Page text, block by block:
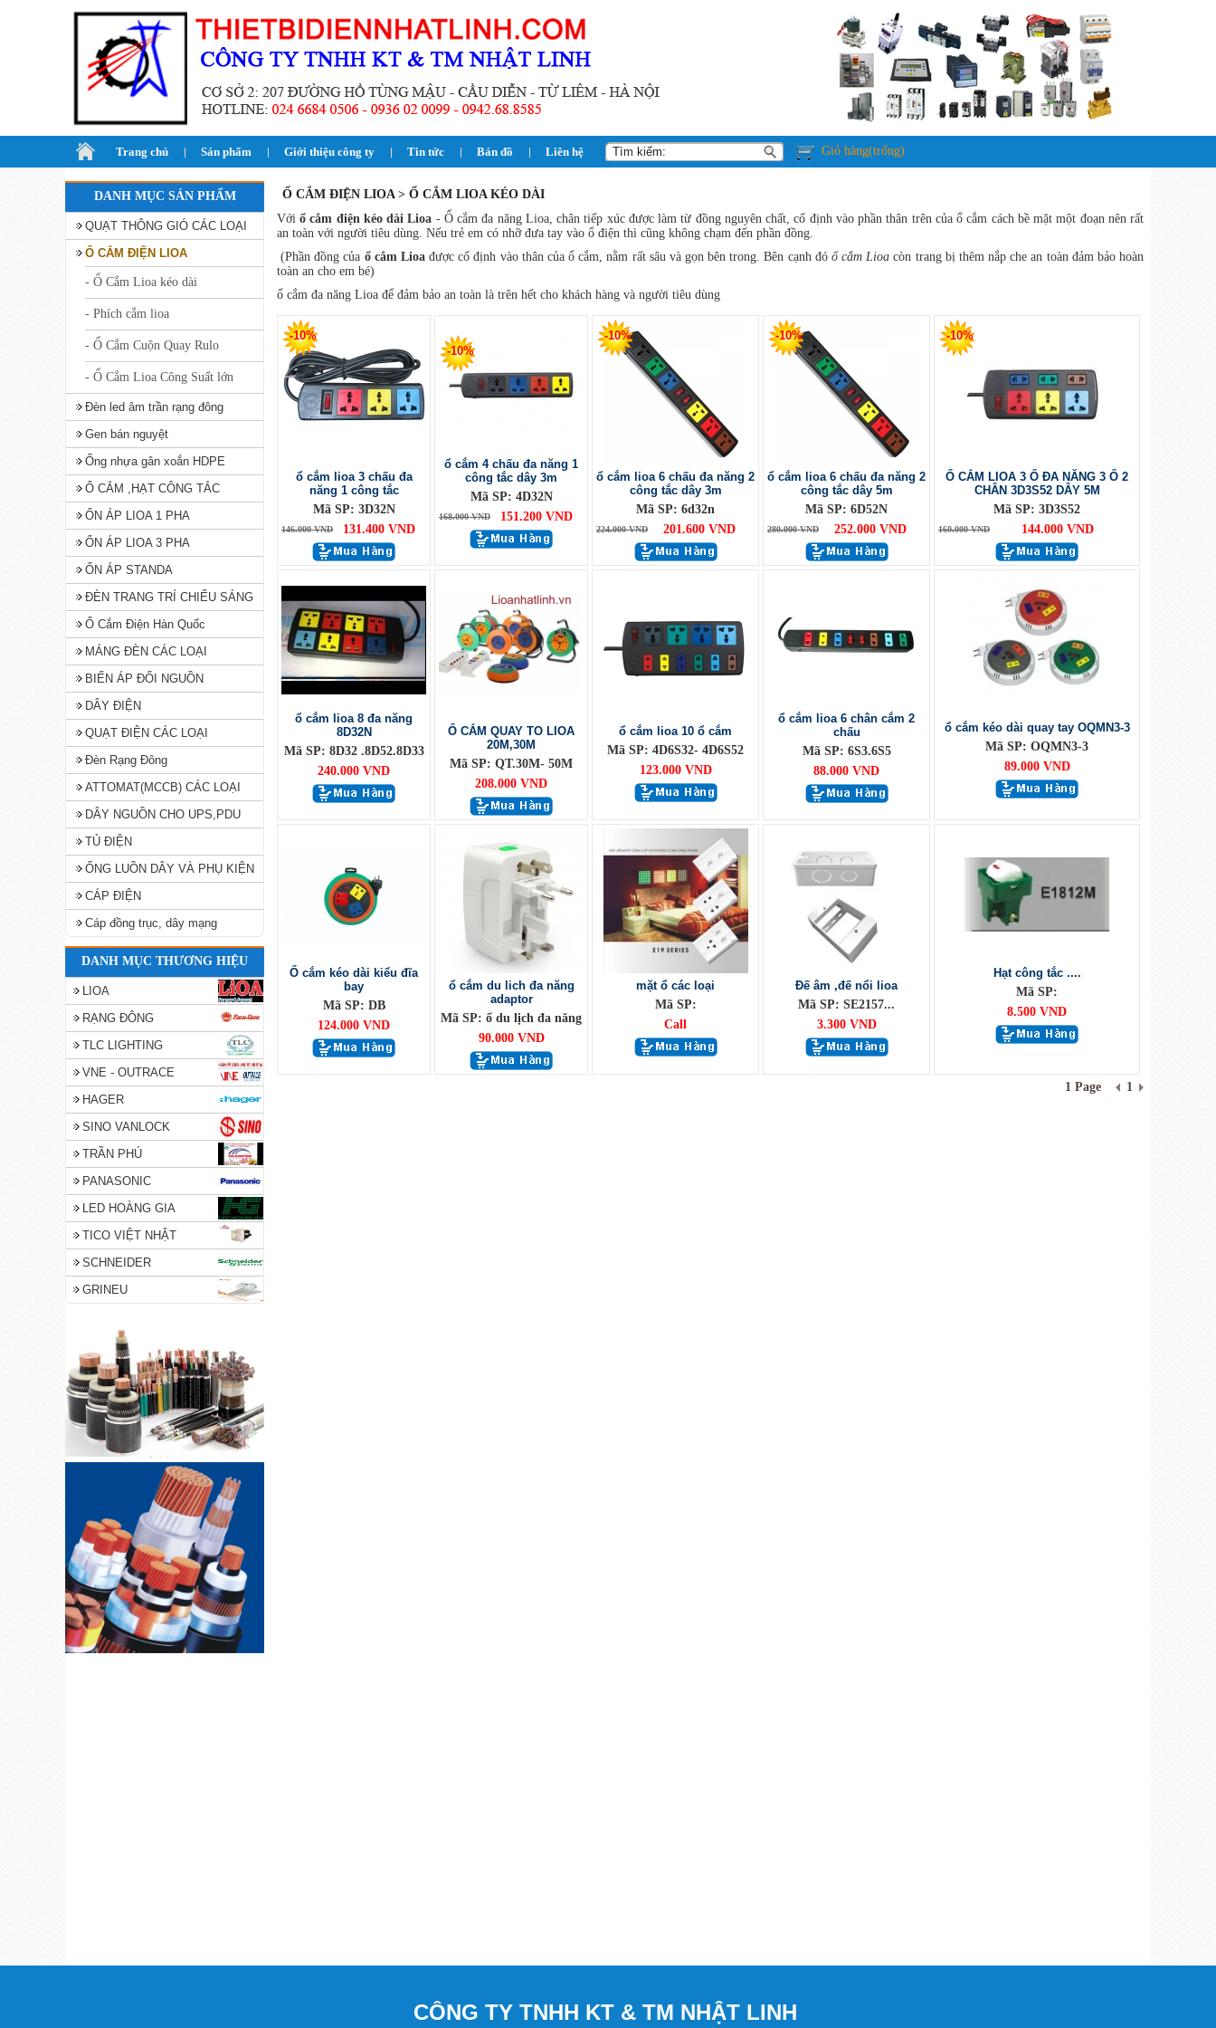
Trang chủ Sản phẩm Giới thiệu công ty Tin tức Bản đồ Liên hệ Giỏ hàng(trống)
DANH MỤC SẢN PHẨM
QUẠT THÔNG GIÓ CÁC LOẠI
Ổ CẮM ĐIỆN LIOA
- Ổ Cắm Lioa kéo dài
- Phích cắm lioa
- Ổ Cắm Cuộn Quay Rulo
- Ổ Cắm Lioa Công Suất lớn
Đèn led âm trần rạng đông
Gen bán nguyệt
Ống nhựa gân xoắn HDPE
Ổ CẮM ,HẠT CÔNG TẮC
ỔN ÁP LIOA 1 PHA
ỔN ÁP LIOA 3 PHA
ỔN ÁP STANDA
ĐÈN TRANG TRÍ CHIẾU SÁNG
Ổ Cắm Điện Hàn Quốc
MÁNG ĐÈN CÁC LOẠI
BIẾN ÁP ĐỔI NGUỒN
DÂY ĐIỆN
QUẠT ĐIỆN CÁC LOẠI
Đèn Rạng Đông
ATTOMAT(MCCB) CÁC LOẠI
DÂY NGUỒN CHO UPS,PDU
TỦ ĐIỆN
ỐNG LUỒN DÂY VÀ PHỤ KIỆN
CÁP ĐIỆN
Cáp đồng trục, dây mạng
DANH MỤC THƯƠNG HIỆU
LIOA
RẠNG ĐÔNG
TLC LIGHTING
VNE - OUTRACE
HAGER
SINO VANLOCK
TRẦN PHÚ
PANASONIC
LED HOÀNG GIA
TICO VIỆT NHẬT
SCHNEIDER
GRINEU
Ổ CẮM ĐIỆN LIOA > Ổ CẮM LIOA KÉO DÀI
Vớiổ cắm điện kéo dài Lioa - Ổ cắm đa năng Lioa, chân tiếp xúc được làm từ đồng nguyên chất, cố định vào phần thân trên của ổ cắm cách bề mặt một đoạn nên rất
an toàn với người tiêu dùng. Nếu trẻ em có nhỡ đưa tay vào ổ điện thì cũng không chạm đến phần đồng.
(Phần đồng của ổ cắm Lioađược cố định vào thân của ổ cắm, nằm rất sâu và gọn bên trong. Bên cạnh đó ổ cắm Lioa còn trang bị thêm nắp che an toàn đảm bảo hoàn
toàn an cho em bé)
ổ cắm đa năng Lioa để đảm bảo an toàn là trên hết cho khách hàng và người tiêu dùng
-10%
ổ cắm lioa 3 chấu đa
năng 1 công tắc
Mã SP: 3D32N
146.000 VND 131.400 VND
-10%
ổ cắm 4 chấu đa năng 1
công tắc dây 3m
Mã SP: 4D32N
168.000 VND 151.200 VND
-10%
ổ cắm lioa 6 chấu đa năng 2
công tắc dây 3m
Mã SP: 6d32n
224.000 VND 201.600 VND
-10%
ổ cắm lioa 6 chấu đa năng 2
công tắc dây 5m
Mã SP: 6D52N
280.000 VND 252.000 VND
-10%
Ổ CẮM LIOA 3 Ổ ĐA NĂNG 3 Ổ 2
CHÂN 3D3S52 DÂY 5M
Mã SP: 3D3S52
160.000 VND 144.000 VND
ổ cắm lioa 8 đa năng
8D32N
Mã SP: 8D32 .8D52.8D33
240.000 VND
Ổ CẮM QUAY TO LIOA
20M,30M
Mã SP: QT.30M- 50M
208.000 VND
ổ cắm lioa 10 ổ cắm
Mã SP: 4D6S32- 4D6S52
123.000 VND
ổ cắm lioa 6 chân cắm 2
chấu
Mã SP: 6S3.6S5
88.000 VND
ổ cắm kéo dài quay tay OQMN3-3
Mã SP: OQMN3-3
89.000 VND
Ổ cắm kéo dài kiểu đĩa
bay
Mã SP: DB
124.000 VND
ổ cắm du lich đa năng
adaptor
Mã SP: ổ du lịch đa năng
90.000 VND
mặt ổ các loại
Mã SP:
Call
Đế âm ,đế nổi lioa
Mã SP: SE2157...
3.300 VND
Hạt công tắc ....
Mã SP:
8.500 VND
1 Page 1
CÔNG TY TNHH KT & TM NHẬT LINH